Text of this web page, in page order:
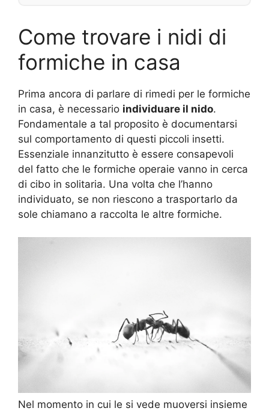
Come trovare i nidi di
formiche in casa
Prima ancora di parlare di rimedi per le formiche
in casa, è necessario individuare il nido.
Fondamentale a tal proposito è documentarsi
sul comportamento di questi piccoli insetti.
Essenziale innanzitutto è essere consapevoli
del fatto che le formiche operaie vanno in cerca
di cibo in solitaria. Una volta che l’hanno
individuato, se non riescono a trasportarlo da
sole chiamano a raccolta le altre formiche.
Nel momento in cui le si vede muoversi insieme